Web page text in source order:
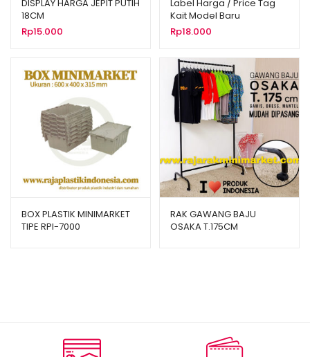
DISPLAY HARGA JEPIT PUTIH
18CM
Rp15.000
Label Harga / Price Tag
Kait Model Baru
Rp18.000
BOX PLASTIK MINIMARKET
TIPE RPI-7000
RAK GAWANG BAJU
OSAKA T.175CM